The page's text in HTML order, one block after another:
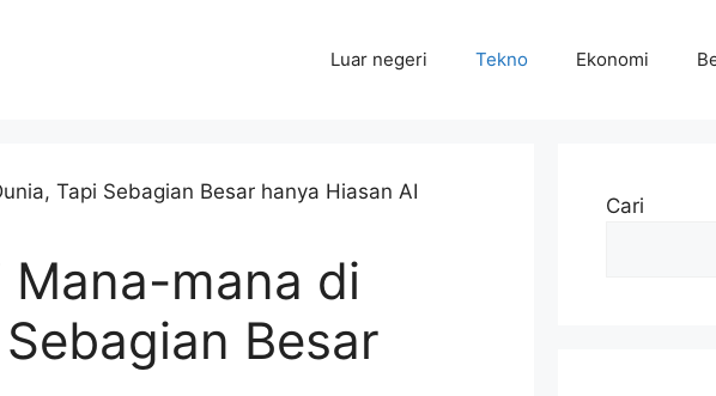
Luar negeri Tekno Ekonomi
Mana-mana di
Besar
Cari